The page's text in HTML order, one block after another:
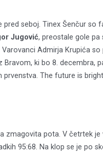
pred seboj. Tinex Šenčur so
Jugović, preostale gole pa
Varovanci Admirja Krupića
ki bo 8. decembra,
prvenstva. The future is
zmagovita pota. V četrtek
95:68. Na klop se je po